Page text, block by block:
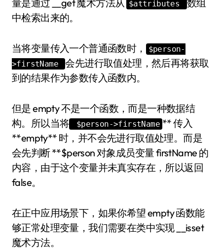
量是通过 __get 魔术方法从 $attributes
数组
中检索出来的。
当将变量传入一个普通函数时，
$person-
>firstName
会先进行取值处理，然后再将获取
到的结果作为参数传入函数内。
但是 empty 不是一个函数，而是一种数据结
构。所以当将
$person->firstName ** 传入
**empty** 时，并不会先进行取值处理。而是
会先判断 **$person 对象成员变量 firstName 的
内容，由于这个变量并未真实存在，所以返回
false。
在正中应用场景下，如果你希望 empty 函数能
够正常处理变量，我们需要在类中实现 __isset
魔术方法。